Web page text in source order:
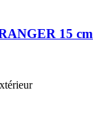
15 cm